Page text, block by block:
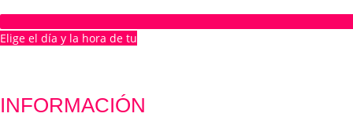
Elige el día y la hora de tu
INFORMACIÓN